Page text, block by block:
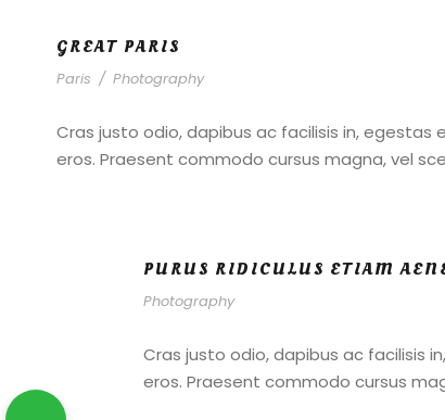
GREAT PARIS
Paris / Photography
Cras justo odio, dapibus ac facilisis in,
eros. Praesent commodo cursus magna, vel
PURUS RIDICULUS ETIAM
Photography
Cras justo odio, dapibus ac facilisis
eros. Praesent commodo cursus